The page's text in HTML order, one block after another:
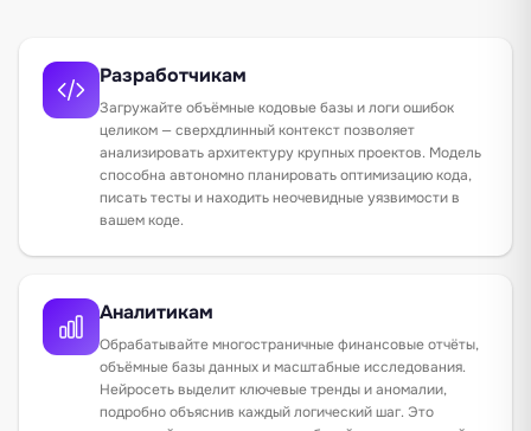
Разработчикам
Загружайте объёмные кодовые базы и логи ошибок
целиком — сверхдлинный контекст позволяет
анализировать архитектуру крупных проектов. Модель
способна автономно планировать оптимизацию кода,
писать тесты и находить неочевидные уязвимости в
вашем коде.
Аналитикам
Обрабатывайте многостраничные финансовые отчёты,
объёмные базы данных и масштабные исследования.
Нейросеть выделит ключевые тренды и аномалии,
подробно объяснив каждый логический шаг. Это